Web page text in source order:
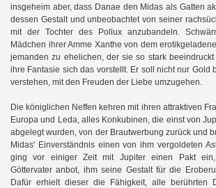
insgeheim aber, dass Danae den Midas als Gatten
dessen Gestalt und unbeobachtet von seiner
mit der Tochter des Pollux anzubandeln.
Mädchen ihrer Amme Xanthe von dem
jemanden zu ehelichen, der sie so stark
ihre Fantasie sich das vorstellt. Er soll nicht nur Gold
verstehen, mit den Freuden der Liebe umzugehen.
Die königlichen Neffen kehren mit ihren attraktiven
Europa und Leda, alles Konkubinen, die einst von
abgelegt wurden, von der Brautwerbung zurück und
Midas' Einverständnis einen von ihm vergoldeten
ging vor einiger Zeit mit Jupiter einen Pakt
Göttervater anbot, ihm seine Gestalt für die
Dafür erhielt dieser die Fähigkeit, alle berührten